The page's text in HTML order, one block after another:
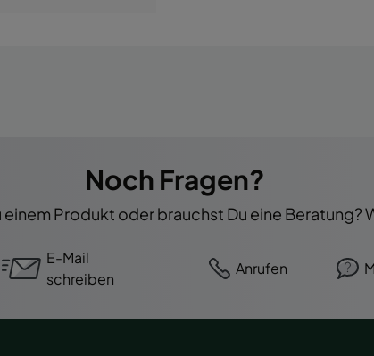
Noch Fragen?
einem Produkt oder brauchst Du eine Beratung?
E-Mail
schreiben
Anrufen